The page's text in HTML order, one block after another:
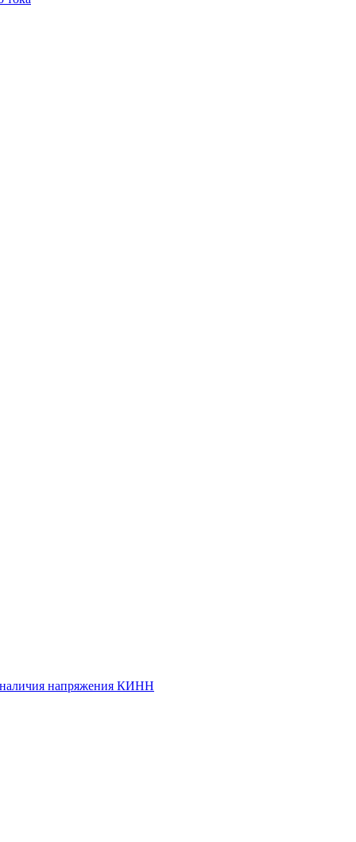
наличия напряжения КИНН